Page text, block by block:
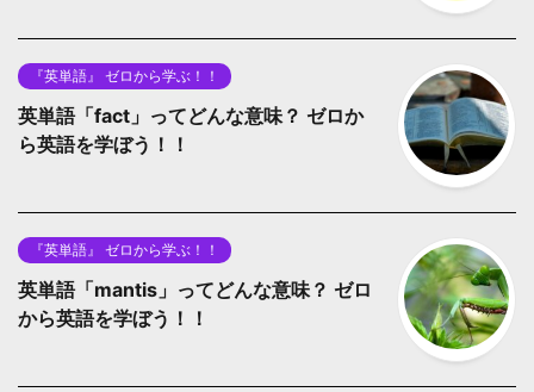
『英単語』 ゼロから学ぶ！！
英単語「fact」ってどんな意味？ ゼロか
ら英語を学ぼう！！
『英単語』 ゼロから学ぶ！！
英単語「mantis」ってどんな意味？ ゼロ
から英語を学ぼう！！